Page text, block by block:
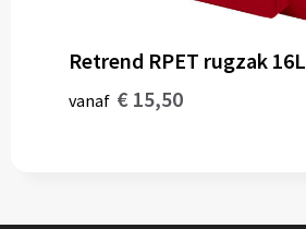
Retrend RPET rugzak 16L
vanaf € 15,50